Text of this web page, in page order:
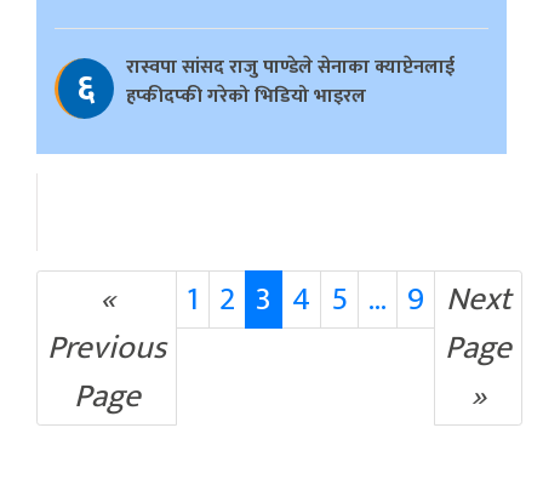
६
रास्वपा सांसद राजु पाण्डेले सेनाका क्याप्टेनलाई
हप्कीदप्की गरेको भिडियो भाइरल
«
Previous
Page
1 2 3 4 5 ... 9 Next
Page
»